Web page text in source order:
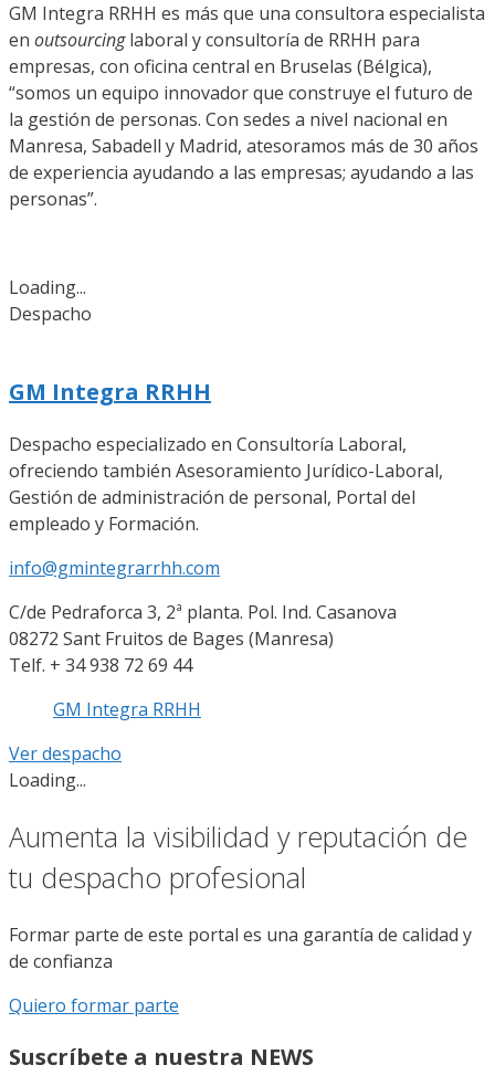
GM Integra RRHH es más que una consultora especialista
en outsourcinglaboral y consultoría de RRHH para
empresas, con oficina central en Bruselas (Bélgica),
“somos un equipo innovador que construye el futuro de
la gestión de personas. Con sedes a nivel nacional en
Manresa, Sabadell y Madrid, atesoramos más de 30 años
de experiencia ayudando a las empresas; ayudando a las
personas”.
Loading...
Despacho
GM Integra RRHH
Despacho especializado en Consultoría Laboral,
ofreciendo también Asesoramiento Jurídico-Laboral,
Gestión de administración de personal, Portal del
empleado y Formación.
info@gmintegrarrhh.com
C/de Pedra­forca 3, 2ª planta. Pol. Ind. Casanova
08272 Sant Fruitos de Bages (Manresa)
Telf. + 34 938 72 69 44
GM Integra RRHH
Ver despacho
Loading...
Aumenta la visibilidad y reputación de
tu despacho profesional
Formar parte de este portal es una garantía de calidad y
de confianza
Quiero formar parte
Suscríbete a nuestra NEWS